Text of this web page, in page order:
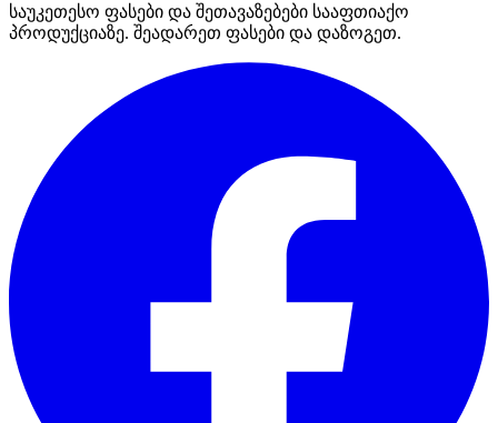
საუკეთესო ფასები და შეთავაზებები სააფთიაქო
პროდუქციაზე. შეადარეთ ფასები და დაზოგეთ.